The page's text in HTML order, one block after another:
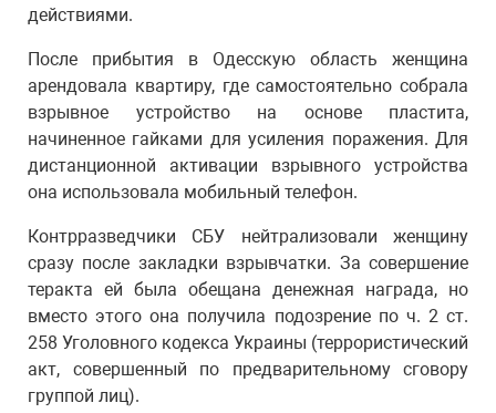
действиями.
После прибытия в Одесскую область женщина
арендовала квартиру, где самостоятельно собрала
взрывное устройство на основе пластита,
начиненное гайками для усиления поражения. Для
дистанционной активации взрывного устройства
она использовала мобильный телефон.
Контрразведчики СБУ нейтрализовали женщину
сразу после закладки взрывчатки. За совершение
теракта ей была обещана денежная награда, но
вместо этого она получила подозрение по ч. 2 ст.
258 Уголовного кодекса Украины (террористический
акт, совершенный по предварительному сговору
группой лиц).